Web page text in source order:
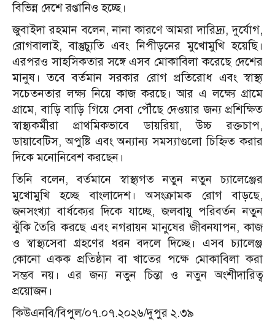
বিভিন্ন দেশে রপ্তানিও হচ্ছে।
জুবাইদা রহমান বলেন, নানা কারণে আমরা দারিদ্র্য, দুর্যোগ,
রোগবালাই, বাস্তুচ্যুতি এবং নিপীড়নের মুখোমুখি হয়েছি।
এরপরও সাহসিকতার সঙ্গে এসব মোকাবিলা করেছে দেশের
মানুষ। তবে বর্তমান সরকার রোগ প্রতিরোধ এবং স্বাস্থ্য
সচেতনতার লক্ষ্য নিয়ে কাজ করছে। আর এ লক্ষ্যে গ্রামে
গ্রামে, বাড়ি বাড়ি গিয়ে সেবা পৌঁছে দেওয়ার জন্য প্রশিক্ষিত
স্বাস্থ্যকর্মীরা প্রাথমিকভাবে ডায়রিয়া, উচ্চ রক্তচাপ,
ডায়াবেটিস, অপুষ্টি এবং অন্যান্য সমস্যাগুলো চিহ্নিত করার
দিকে মনোনিবেশ করছেন।
তিনি বলেন, বর্তমানে স্বাস্থ্যগত নতুন নতুন চ্যালেঞ্জের
মুখোমুখি হচ্ছে বাংলাদেশ। অসংক্রামক রোগ বাড়ছে,
জনসংখ্যা বার্ধক্যের দিকে যাচ্ছে, জলবায়ু পরিবর্তন নতুন
ঝুঁকি তৈরি করছে এবং নগরায়ন মানুষের জীবনযাপন, কাজ
ও স্বাস্থ্যসেবা গ্রহণের ধরন বদলে দিচ্ছে। এসব চ্যালেঞ্জ
কোনো একক প্রতিষ্ঠান বা খাতের পক্ষে মোকাবিলা করা
সম্ভব নয়। এর জন্য নতুন চিন্তা ও নতুন অংশীদারিত্ব
প্রয়োজন।
কিউএনবি/বিপুল/০৭.০৭.২০২৬/দুপুর ২.৩৯